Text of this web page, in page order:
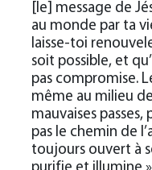
[le] message de
au monde par ta
laisse-toi
soit possible, et
pas compromise.
même au milieu
mauvaises
pas le chemin de
toujours ouvert à